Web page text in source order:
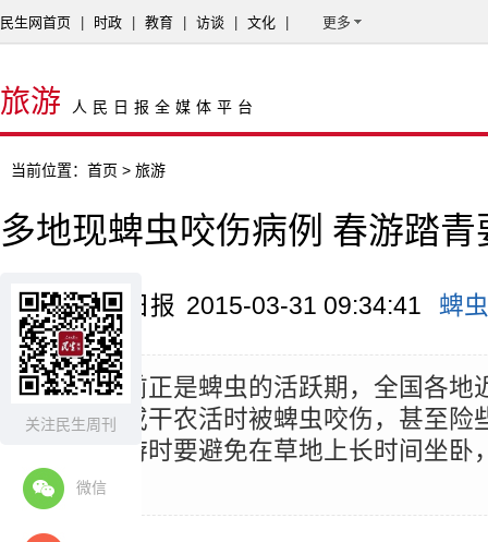
关注民生周刊
微信
民生网首页 时政 教育 访谈 文化 更多
旅游 人民日报全媒体平台
当前位置： 首页 > 旅游
多地现蜱虫咬伤病例 春游踏青
来源：广州日报 2015-03-31 09:34:41 蜱虫
摘要：当前正是蜱虫的活跃期，全国各地
踏青旅游或干农活时被蜱虫咬伤，甚至险
出踏青旅游时要避免在草地上长时间坐卧
就医。